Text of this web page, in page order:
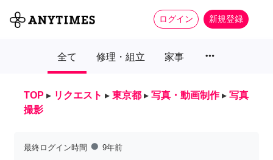
ログイン 新規登録
全て 修理・組立 家事 more_horiz
TOP ▸ リクエスト ▸ 東京都 ▸ 写真・動画制作 ▸ 写真
撮影
最終ログイン時間 fiber_manual_record 9年前